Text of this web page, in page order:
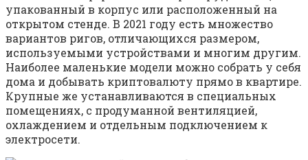
упакованный в корпус или расположенный на
открытом стенде. В 2021 году есть множество
вариантов ригов, отличающихся размером,
используемыми устройствами и многим другим.
Наиболее маленькие модели можно собрать у себя
дома и добывать криптовалюту прямо в квартире.
Крупные же устанавливаются в специальных
помещениях, с продуманной вентиляцией,
охлаждением и отдельным подключением к
электросети.